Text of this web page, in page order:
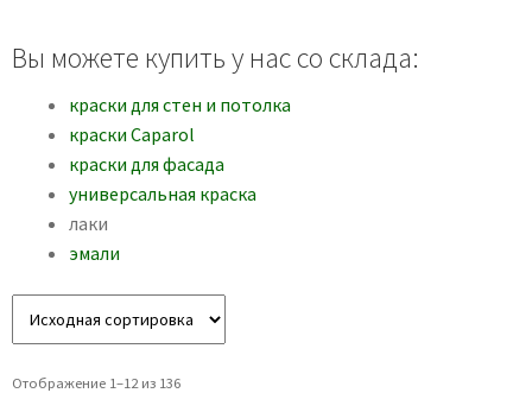
Контакты
Оплата и доставка
Вы можете купить у нас со склада:
краски для стен и потолка
краски Caparol
краски для фасада
универсальная краска
лаки
эмали
Отображение 1–12 из 136